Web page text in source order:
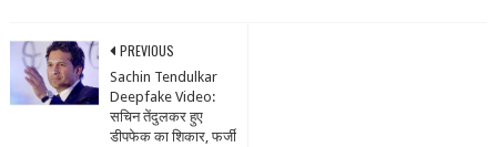
PREVIOUS
Sachin Tendulkar
Deepfake Video:
सचिन तेंदुलकर हुए
डीपफेक का शिकार, फर्जी